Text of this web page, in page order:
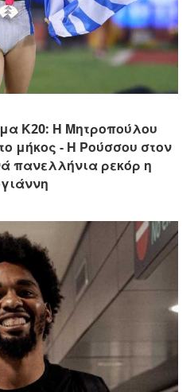
Κ20: Η Μητροπούλου
μήκος - Η Ρούσσου στον
πανελλήνια ρεκόρ η